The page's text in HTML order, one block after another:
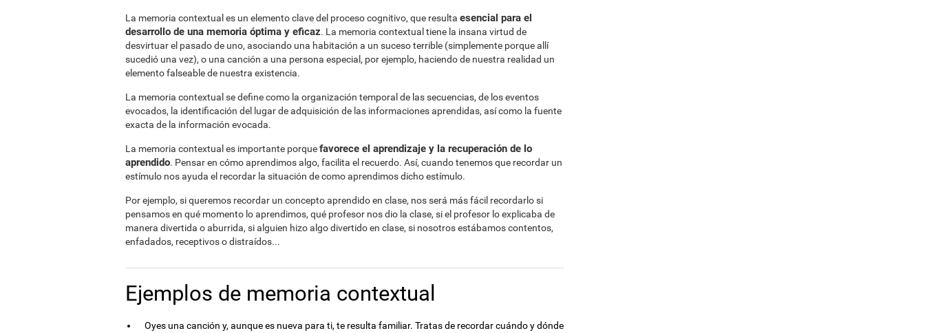
La memoria contextual es un elemento clave del proceso cognitivo, que resulta esencial para el
desarrollo de una memoria óptima y eficaz. La memoria contextual tiene la insana virtud de
desvirtuar el pasado de uno, asociando una habitación a un suceso terrible (simplemente porque allí
sucedió una vez), o una canción a una persona especial, por ejemplo, haciendo de nuestra realidad un
elemento falseable de nuestra existencia.
La memoria contextual se define como la organización temporal de las secuencias, de los eventos
evocados, la identificación del lugar de adquisición de las informaciones aprendidas, así como la fuente
exacta de la información evocada.
La memoria contextual es importante porquefavorece el aprendizaje y la recuperación de lo
aprendido. Pensar en cómo aprendimos algo, facilita el recuerdo. Así, cuando tenemos que recordar un
estímulo nos ayuda el recordar la situación de como aprendimos dicho estímulo.
Por ejemplo, si queremos recordar un concepto aprendido en clase, nos será más fácil recordarlo si
pensamos en qué momento lo aprendimos, qué profesor nos dio la clase, si el profesor lo explicaba de
manera divertida o aburrida, si alguien hizo algo divertido en clase, si nosotros estábamos contentos,
enfadados, receptivos o distraídos...
Ejemplos de memoria contextual
Oyes una canción y, aunque es nueva para ti, te resulta familiar. Tratas de recordar cuándo y dónde